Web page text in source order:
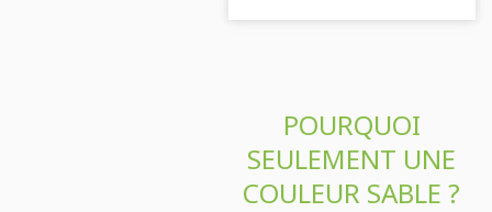
POURQUOI
SEULEMENT UNE
COULEUR SABLE ?